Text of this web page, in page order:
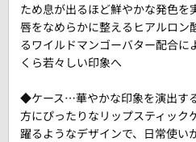
ため息が出るほど鮮やかな発色を
唇をなめらかに整えるヒアルロン
るワイルドマンゴーバター配合に
くら若々しい印象へ
◆ケース…華やかな印象を演出す
方にぴったりなリップスティック
躍るようなデザインで、日常使い